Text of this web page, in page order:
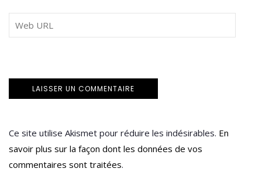
Ce site utilise Akismet pour réduire les indésirables. En
savoir plus sur la façon dont les données de vos
commentaires sont traitées.